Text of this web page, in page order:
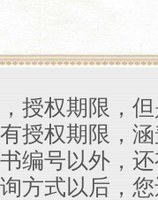
授权期限，
授权期限 ，
编号以外，
方式以后，